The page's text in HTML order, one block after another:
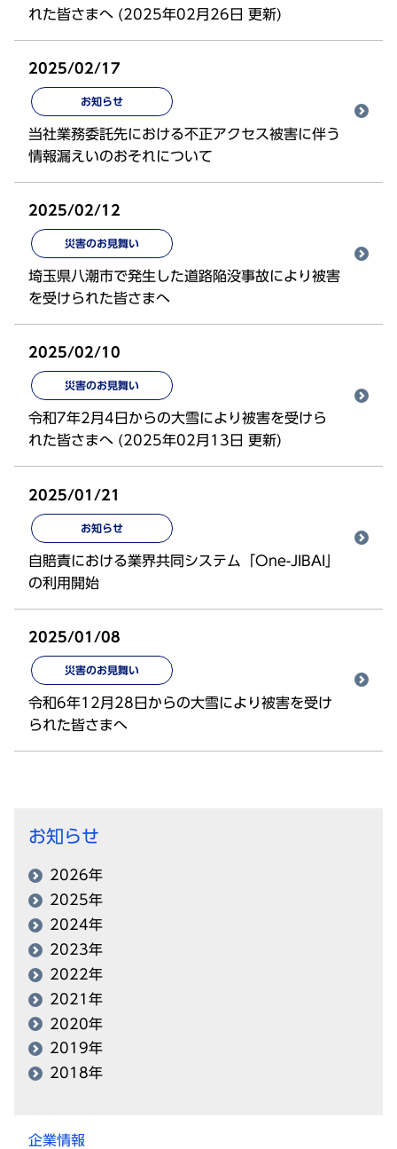
れた皆さまへ (2025年02月26日 更新)
2025/02/17
お知らせ
当社業務委託先における不正アクセス被害に伴う
情報漏えいのおそれについて
2025/02/12
災害のお見舞い
埼玉県八潮市で発生した道路陥没事故により被害
を受けられた皆さまへ
2025/02/10
災害のお見舞い
令和7年2月4日からの大雪により被害を受けら
れた皆さまへ (2025年02月13日 更新)
2025/01/21
お知らせ
自賠責における業界共同システム「One-JIBAI」
の利用開始
2025/01/08
災害のお見舞い
令和6年12月28日からの大雪により被害を受け
られた皆さまへ
お知らせ
2026年
2025年
2024年
2023年
2022年
2021年
2020年
2019年
2018年
企業情報